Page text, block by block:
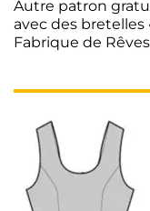
Autre patron
avec des bretelles
Fabrique de Rêves